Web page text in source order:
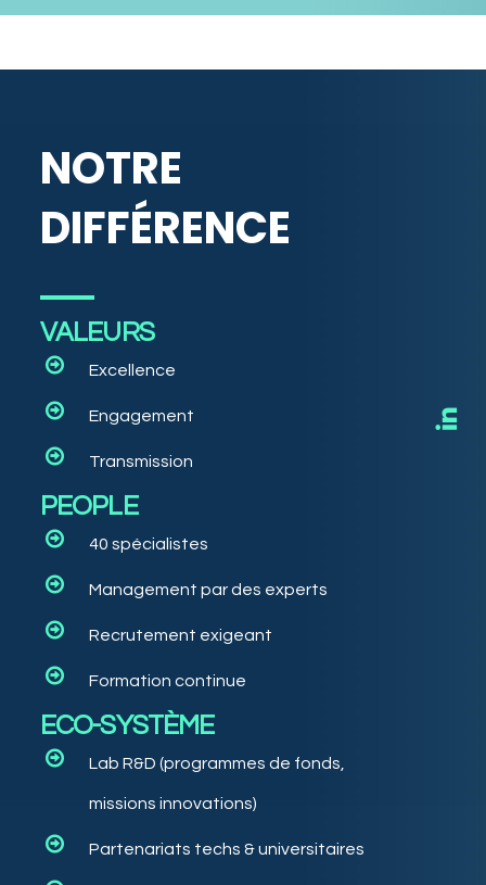
NOTRE
DIFFÉRENCE
VALEURS
Excellence
Engagement
Transmission
PEOPLE
40 spécialistes
Management par des experts
Recrutement exigeant
Formation continue
ECO-SYSTÈME
Lab R&D (programmes de fonds,
missions innovations)
Partenariats techs & universitaires